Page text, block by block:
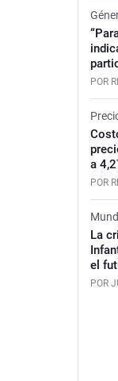
POR
a
POR
La
el
POR